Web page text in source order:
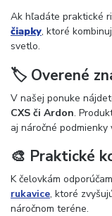
Ak hľadáte praktické
čiapky, ktoré
svetlo.
🏷️ Overené
V našej ponuke
CXS či Ardon.
aj náročné podmienky
🎨 Praktické
K čelovkám
rukavice, ktoré
náročnom teréne.